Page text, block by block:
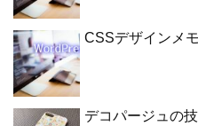
CSSデザインメモ
デコパージュの